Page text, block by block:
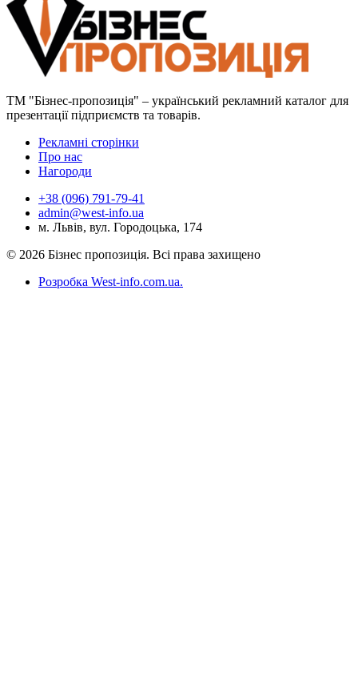
ТМ "Бізнес-пропозиція" – український рекламний каталог для
презентації підприємств та товарів.
Рекламні сторінки
Про нас
Нагороди
+38 (096) 791-79-41
admin@west-info.ua
м. Львів, вул. Городоцька, 174
© 2026 Бізнес пропозиція. Всі права захищено
Розробка West-info.com.ua.